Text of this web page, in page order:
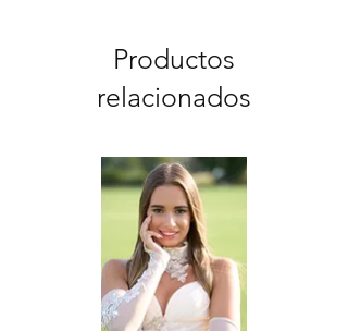
Productos
relacionados